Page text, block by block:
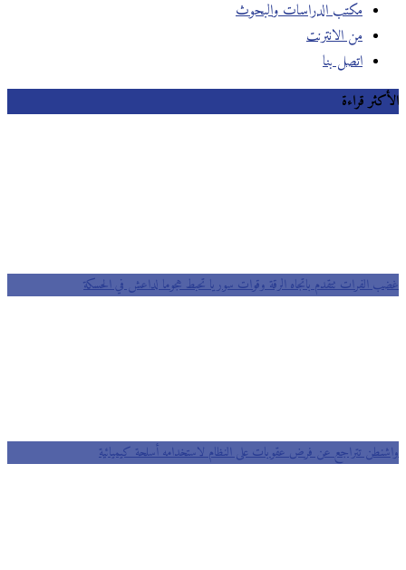
مكتب الدراسات والبحوث
من الانترنت
اتصل بنا
الأكثر قراءة
غضب الفرات تتقدم باتجاه الرقة وقوات سوريا تحبط هجوما لداعش في الحسكة
واشنطن تتراجع عن فرض عقوبات على النظام لاستخدامه أسلحة كيميائية